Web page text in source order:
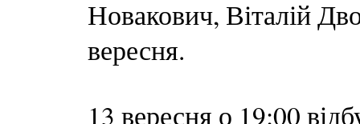
Новакович, Віталій
вересня.
13 вересня о 19:00